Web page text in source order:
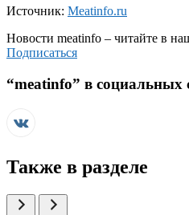
Источник: Meatinfo.ru
Новости meatinfo – читайте в
Подписаться
“meatinfo” в социальных
Также в разделе